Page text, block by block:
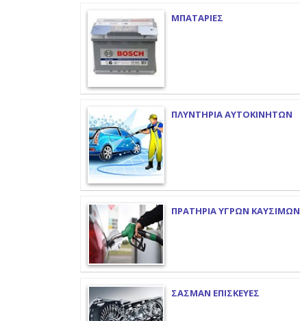
ΜΠΑΤΑΡΙΕΣ
ΠΛΥΝΤΗΡΙΑ ΑΥΤΟΚΙΝΗΤΩΝ
ΠΡΑΤΗΡΙΑ ΥΓΡΩΝ ΚΑΥΣΙΜΩΝ
ΣΑΣΜΑΝ ΕΠΙΣΚΕΥΕΣ